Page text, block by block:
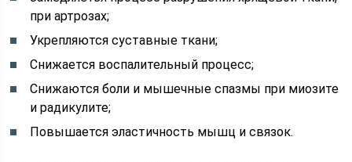
при артрозах;
Укрепляются суставные ткани;
Снижается воспалительный процесс;
Снижаются боли и мышечные спазмы при миозите
и радикулите;
Повышается эластичность мышц и связок.